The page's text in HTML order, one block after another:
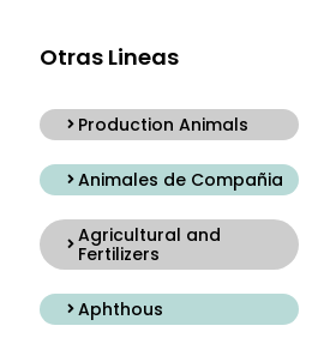
Otras Lineas
Production Animals
Animales de Compañia
Agricultural and
Fertilizers
Aphthous